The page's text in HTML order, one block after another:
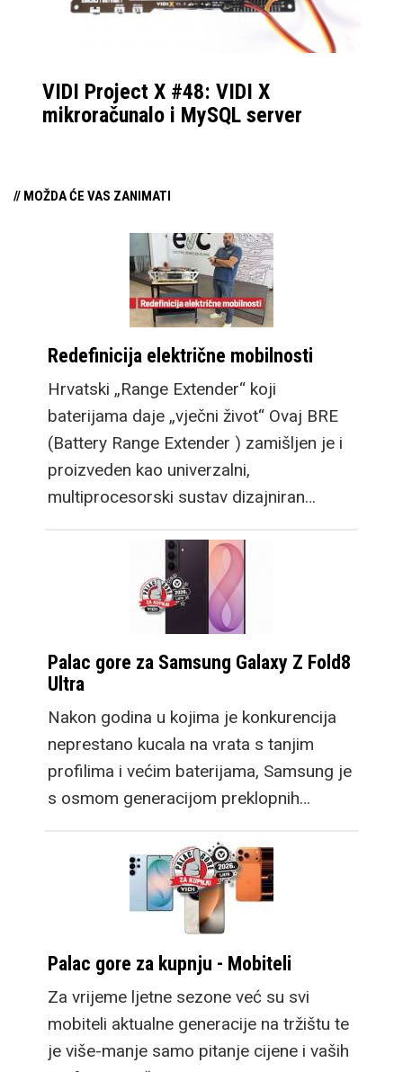
VIDI Project X #48: VIDI X
mikroračunalo i MySQL server
// MOŽDA ĆE VAS ZANIMATI
Redefinicija električne mobilnosti
Hrvatski „Range Extender“ koji
baterijama daje „vječni život“ Ovaj BRE
(Battery Range Extender ) zamišljen je i
proizveden kao univerzalni,
multiprocesorski sustav dizajniran…
Palac gore za Samsung Galaxy Z Fold8
Ultra
Nakon godina u kojima je konkurencija
neprestano kucala na vrata s tanjim
profilima i većim baterijama, Samsung je
s osmom generacijom preklopnih…
Palac gore za kupnju - Mobiteli
Za vrijeme ljetne sezone već su svi
mobiteli aktualne generacije na tržištu te
je više-manje samo pitanje cijene i vaših